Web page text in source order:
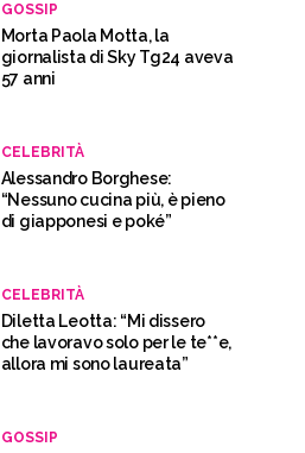
GOSSIP
Morta Paola Motta, la
giornalista di Sky Tg24 aveva
57 anni
CELEBRITÀ
Alessandro Borghese:
“Nessuno cucina più, è pieno
di giapponesi e poké”
CELEBRITÀ
Diletta Leotta: “Mi dissero
che lavoravo solo per le te**e,
allora mi sono laureata”
GOSSIP